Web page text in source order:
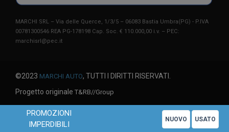
MARCHI SRL – Via delle Querce, 1/3/5 – 06083 Bastia Umbra(PG) - P.IVA
00781300546 REA PG-178198 Cap. Soc. € 110.000,00 i.v. – PEC:
marchisrl@pec.it
©2023 MARCHI AUTO, TUTTI I DIRITTI RISERVATI.
Progetto originale T&RB//Group
PROMOZIONI
IMPERDIBILI
NUOVO USATO
X
Questo sito utilizza solo cookie tecnici. Chiudendo questo banner o
proseguendo la navigazione acconsenti all'uso di cookie.